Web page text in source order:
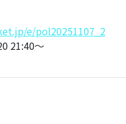
e/pol20251107_2
21:40〜